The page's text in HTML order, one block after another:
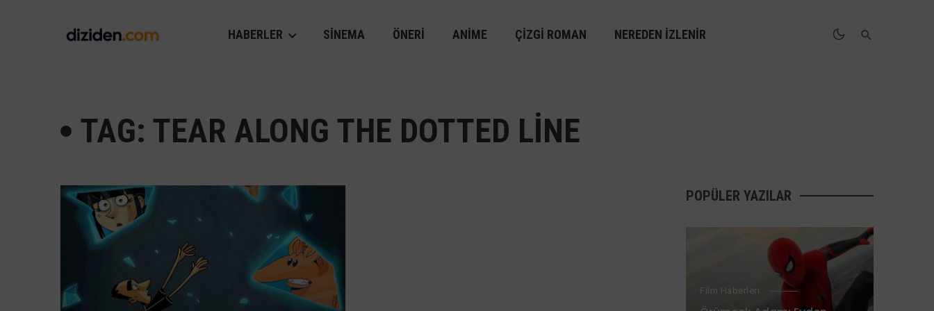
HABERLER SINEMA ÖNERI ANIME ÇIZGI ROMAN NEREDEN İZLENIR
TAG: TEAR ALONG THE DOTTED LINE
POPÜLER YAZILAR
Film Haberleri